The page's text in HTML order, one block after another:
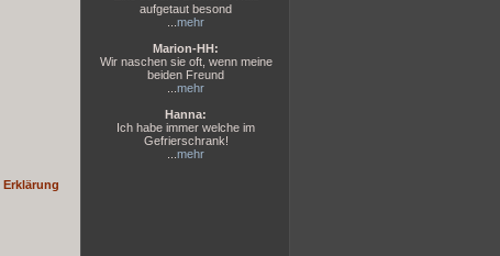
Erklärung
aufgetaut besond
mehr
Marion-HH:
Wir naschen sie oft, wenn meine
beiden Freund
mehr
Hanna:
Ich habe immer welche im
Gefrierschrank!
mehr